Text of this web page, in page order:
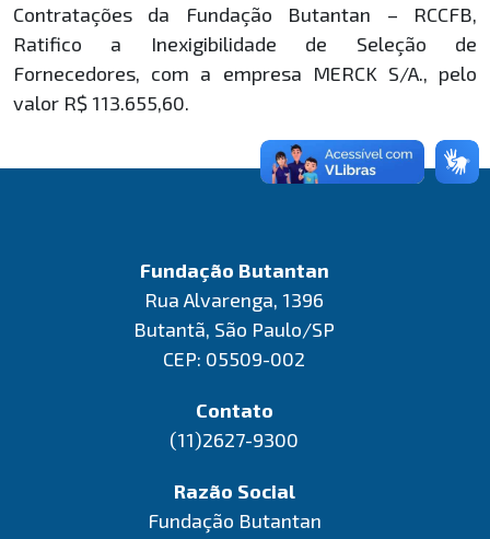
Contratações da Fundação Butantan – RCCFB,
Ratifico a Inexigibilidade de Seleção de
Fornecedores, com a empresa MERCK S/A., pelo
valor R$ 113.655,60.
Fundação Butantan
Rua Alvarenga, 1396
Butantã, São Paulo/SP
CEP: 05509-002
Contato
(11)2627-9300
Razão Social
Fundação Butantan